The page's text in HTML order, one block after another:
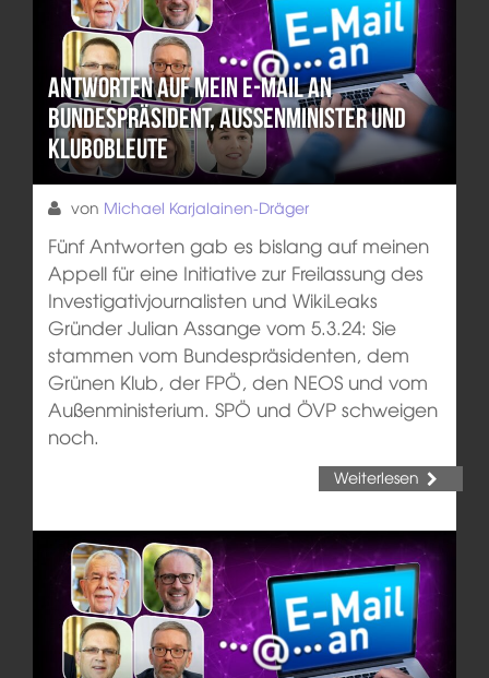
Antworten auf mein E-Mail an
Bundespräsident, Außenminister und
Klubobleute
von Michael Karjalainen-Dräger
Fünf Antworten gab es bislang auf meinen
Appell für eine Initiative zur Freilassung des
Investigativjournalisten und WikiLeaks
Gründer Julian Assange vom 5.3.24: Sie
stammen vom Bundespräsidenten, dem
Grünen Klub, der FPÖ, den NEOS und vom
Außenministerium. SPÖ und ÖVP schweigen
noch.
Weiterlesen